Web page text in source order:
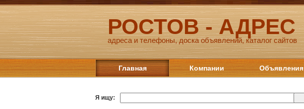
РОСТОВ - АДРЕС
адреса и телефоны, доска объявлений, каталог сайтов
Главная Компании Объявления
Я ищу: